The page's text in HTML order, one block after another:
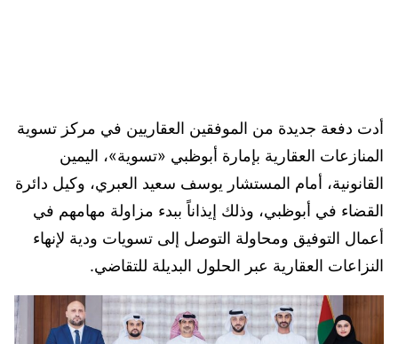
أدت دفعة جديدة من الموفقين العقاريين في مركز تسوية
المنازعات العقارية بإمارة أبوظبي «تسوية»، اليمين
القانونية، أمام المستشار يوسف سعيد العبري، وكيل دائرة
القضاء في أبوظبي، وذلك إيذاناً ببدء مزاولة مهامهم في
أعمال التوفيق ومحاولة التوصل إلى تسويات ودية لإنهاء
النزاعات العقارية عبر الحلول البديلة للتقاضي.